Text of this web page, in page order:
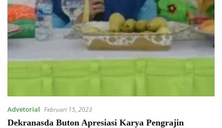
Advetorial Februari 15, 2023
Dekranasda Buton Apresiasi Karya Pengrajin